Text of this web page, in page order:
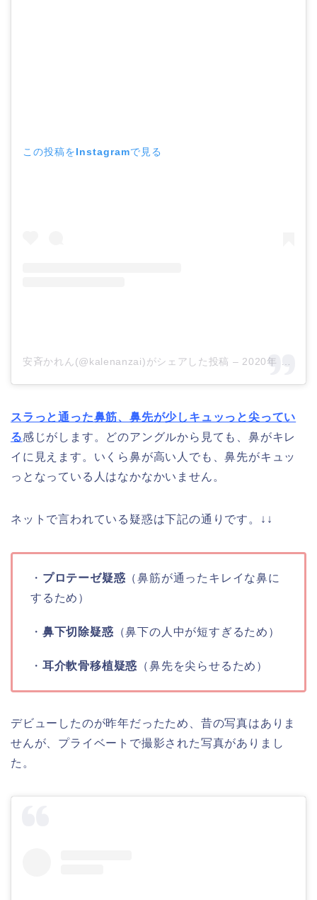
この投稿をInstagramで見る
安斉かれん(@kalenanzai)がシェアした投稿 – 2020年 4月月16日午後8時05分PDT
スラっと通った鼻筋、鼻先が少しキュッっと尖ってい
る感じがします。どのアングルから見ても、鼻がキレ
イに見えます。いくら鼻が高い人でも、鼻先がキュッ
っとなっている人はなかなかいません。
ネットで言われている疑惑は下記の通りです。↓↓
・ プロテーゼ疑惑 （鼻筋が通ったキレイな鼻に
するため）
・ 鼻下切除疑惑 （鼻下の人中が短すぎるため）
・ 耳介軟骨移植疑惑 （鼻先を尖らせるため）
デビューしたのが昨年だったため、昔の写真はありま
せんが、プライベートで撮影された写真がありまし
た。